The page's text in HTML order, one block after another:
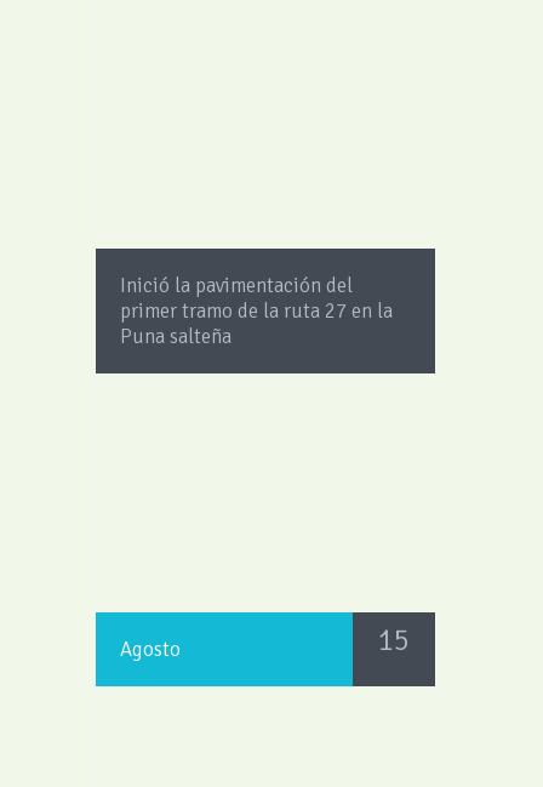
Inició la pavimentación del
primer tramo de la ruta 27 en la
Puna salteña
Agosto 15